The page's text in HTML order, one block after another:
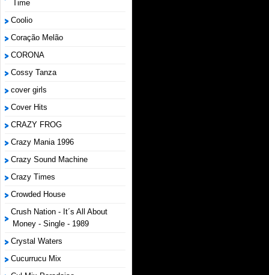
Time
Coolio
Coração Melão
CORONA
Cossy Tanza
cover girls
Cover Hits
CRAZY FROG
Crazy Mania 1996
Crazy Sound Machine
Crazy Times
Crowded House
Crush Nation - It´s All About
Money - Single - 1989
Crystal Waters
Cucurrucu Mix